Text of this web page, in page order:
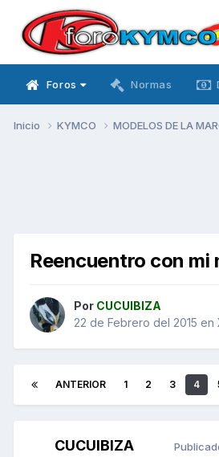
Foros Normas
Inicio KYMCO MODELOS DE LA
Reencuentro con mi
Por CUCUIBIZA
22 de Febrero del 2015 en
ANTERIOR 1 2 3 4
CUCUIBIZA